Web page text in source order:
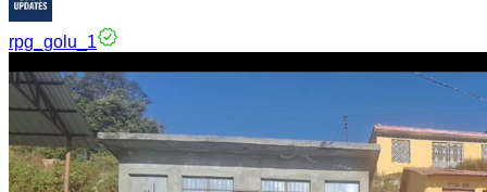
rpg_golu_1